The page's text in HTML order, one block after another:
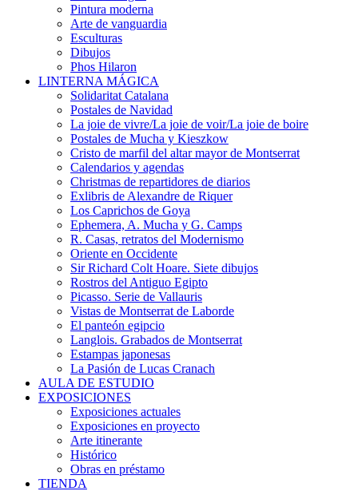
Pintura moderna
Arte de vanguardia
Esculturas
Dibujos
Phos Hilaron
LINTERNA MÁGICA
Solidaritat Catalana
Postales de Navidad
La joie de vivre/La joie de voir/La joie de boire
Postales de Mucha y Kieszkow
Cristo de marfil del altar mayor de Montserrat
Calendarios y agendas
Christmas de repartidores de diarios
Exlibris de Alexandre de Riquer
Los Caprichos de Goya
Ephemera, A. Mucha y G. Camps
R. Casas, retratos del Modernismo
Oriente en Occidente
Sir Richard Colt Hoare. Siete dibujos
Rostros del Antiguo Egipto
Picasso. Serie de Vallauris
Vistas de Montserrat de Laborde
El panteón egipcio
Langlois. Grabados de Montserrat
Estampas japonesas
La Pasión de Lucas Cranach
AULA DE ESTUDIO
EXPOSICIONES
Exposiciones actuales
Exposiciones en proyecto
Arte itinerante
Histórico
Obras en préstamo
TIENDA